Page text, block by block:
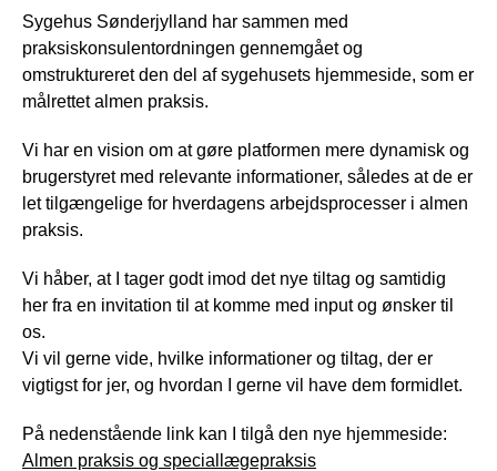
Sygehus Sønderjylland har sammen med
praksiskonsulentordningen gennemgået og
omstruktureret den del af sygehusets hjemmeside, som er
målrettet almen praksis.
Vi har en vision om at gøre platformen mere dynamisk og
brugerstyret med relevante informationer, således at de er
let tilgængelige for hverdagens arbejdsprocesser i almen
praksis.
Vi håber, at I tager godt imod det nye tiltag og samtidig
her fra en invitation til at komme med input og ønsker til
os.
Vi vil gerne vide, hvilke informationer og tiltag, der er
vigtigst for jer, og hvordan I gerne vil have dem formidlet.
På nedenstående link kan I tilgå den nye hjemmeside:
Almen praksis og speciallægepraksis